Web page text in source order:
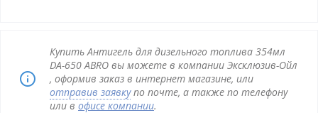
Купить Антигель для дизельного топлива 354мл
DA-650 ABRO вы можете в компании Эксклюзив-Ойл
, оформив заказ в интернет магазине, или
отправив заявкупо почте, а также по телефону
или в офисе компании.